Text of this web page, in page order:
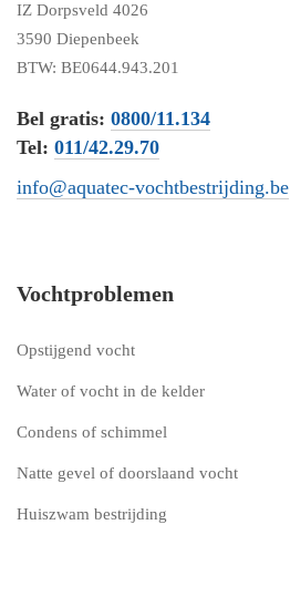
IZ Dorpsveld 4026
3590 Diepenbeek
BTW: BE0644.943.201
Bel gratis: 0800/11.134
Tel: 011/42.29.70
info@aquatec-vochtbestrijding.be
Vochtproblemen
Opstijgend vocht
Water of vocht in de kelder
Condens of schimmel
Natte gevel of doorslaand vocht
Huiszwam bestrijding